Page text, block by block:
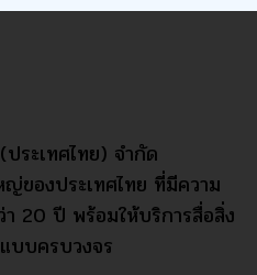
ระเทศไทย) จำกัด
ของประเทศไทย ที่มีความ
20 ปี พร้อมให้บริการสื่อสิ่ง
บบครบวงจร